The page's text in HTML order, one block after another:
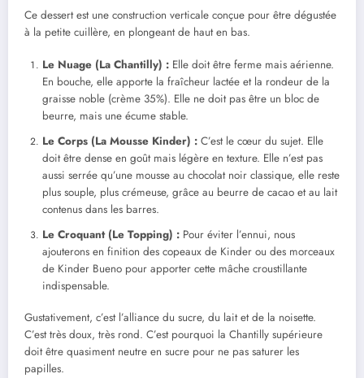
Ce dessert est une construction verticale conçue pour être dégustée
à la petite cuillère, en plongeant de haut en bas.
Le Nuage (La Chantilly) : Elle doit être ferme mais aérienne.
En bouche, elle apporte la fraîcheur lactée et la rondeur de la
graisse noble (crème 35%). Elle ne doit pas être un bloc de
beurre, mais une écume stable.
Le Corps (La Mousse Kinder) : C’est le cœur du sujet. Elle
doit être dense en goût mais légère en texture. Elle n’est pas
aussi serrée qu’une mousse au chocolat noir classique, elle reste
plus souple, plus crémeuse, grâce au beurre de cacao et au lait
contenus dans les barres.
Le Croquant (Le Topping) : Pour éviter l’ennui, nous
ajouterons en finition des copeaux de Kinder ou des morceaux
de Kinder Bueno pour apporter cette mâche croustillante
indispensable.
Gustativement, c’est l’alliance du sucre, du lait et de la noisette.
C’est très doux, très rond. C’est pourquoi la Chantilly supérieure
doit être quasiment neutre en sucre pour ne pas saturer les
papilles.